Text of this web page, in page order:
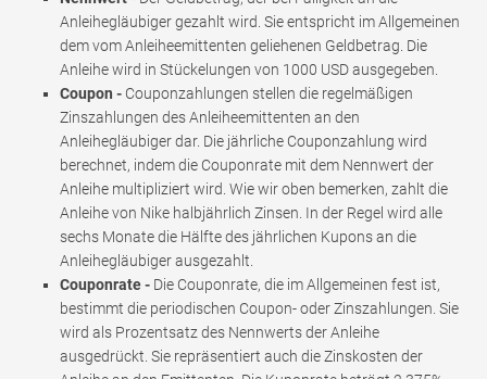
Anleihegläubiger gezahlt wird. Sie entspricht im Allgemeinen
dem vom Anleiheemittenten geliehenen Geldbetrag. Die
Anleihe wird in Stückelungen von 1000 USD ausgegeben.
Coupon - Couponzahlungen stellen die regelmäßigen
Zinszahlungen des Anleiheemittenten an den
Anleihegläubiger dar. Die jährliche Couponzahlung wird
berechnet, indem die Couponrate mit dem Nennwert der
Anleihe multipliziert wird. Wie wir oben bemerken, zahlt die
Anleihe von Nike halbjährlich Zinsen. In der Regel wird alle
sechs Monate die Hälfte des jährlichen Kupons an die
Anleihegläubiger ausgezahlt.
Couponrate - Die Couponrate, die im Allgemeinen fest ist,
bestimmt die periodischen Coupon- oder Zinszahlungen. Sie
wird als Prozentsatz des Nennwerts der Anleihe
ausgedrückt. Sie repräsentiert auch die Zinskosten der